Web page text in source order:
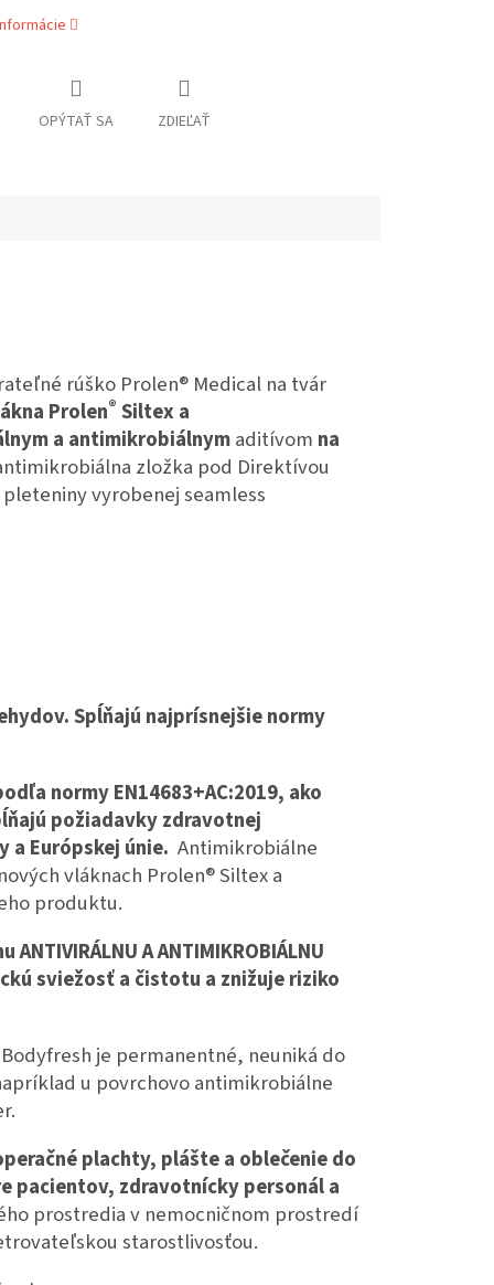
OPÝTAŤ SA ZDIEĽAŤ
rúško Prolen® Medical na tvár
Prolen® Siltex a
a antimikrobiálnymaditívom na
zložka pod Direktívou
vyrobenej seamless
Spĺňajú najprísnejšie normy
normy EN14683+AC:2019, ako
požiadavky zdravotnej
Európskej únie. Antimikrobiálne
vláknach Prolen® Siltex a
produktu.
ANTIVIRÁLNU A ANTIMIKROBIÁLNU
sviežosť a čistotu a znižuje riziko
je permanentné, neuniká do
u povrchovo antimikrobiálne
plachty, plášte a oblečenie do
pacientov, zdravotnícky personál a
prostredia v nemocničnom prostredí
starostlivosťou.